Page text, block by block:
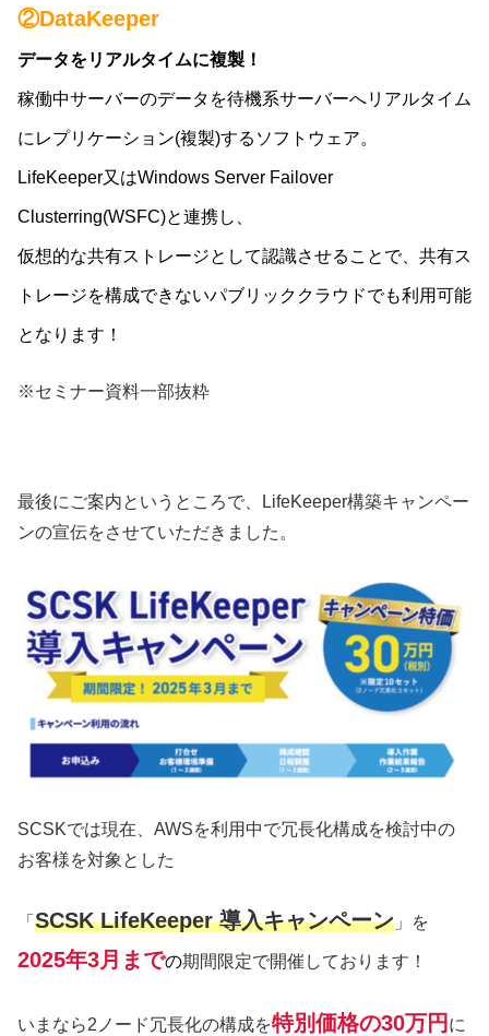
②DataKeeper
データをリアルタイムに複製！
稼働中サーバーのデータを待機系サーバーへリアルタイム
にレプリケーション(複製)するソフトウェア。
LifeKeeper又はWindows Server Failover
Clusterring(WSFC)と連携し、
仮想的な共有ストレージとして認識させることで、共有ス
トレージを構成できないパブリッククラウドでも利用可能
となります！
※セミナー資料一部抜粋
最後にご案内というところで、LifeKeeper構築キャンペー
ンの宣伝をさせていただきました。
SCSKでは現在、AWSを利用中で冗長化構成を検討中の
お客様を対象とした
「 SCSK LifeKeeper 導入キャンペーン 」を
2025年3月までの期間限定で開催しております！
いまなら2ノード冗長化の構成を特別価格の30万円 に